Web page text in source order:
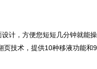
计，方便您短短几分钟就能
页技术，提供10种移液功能和